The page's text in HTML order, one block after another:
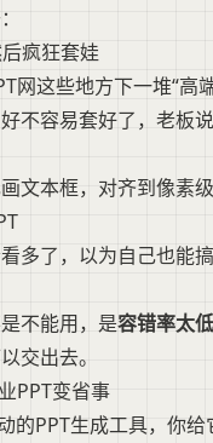
疯狂套娃
网这些地方下一堆“
不容易套好了，老板说
文本框，对齐到像素
多了，以为自己也能
不能用，是容错率太低
交出去。
PPT变省事
的PPT生成工具，你